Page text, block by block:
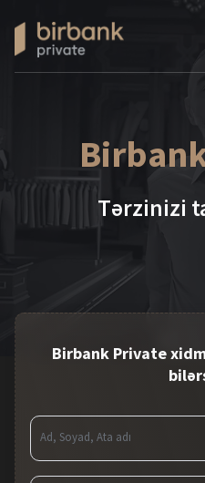
Tərzinizi
Birbank Private
Ad, Soyad, Ata adı